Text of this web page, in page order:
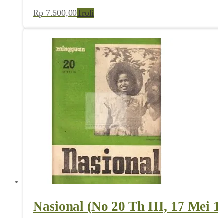
Rp 7.500,00Troli
Nasional (No 20 Th III, 17 Mei